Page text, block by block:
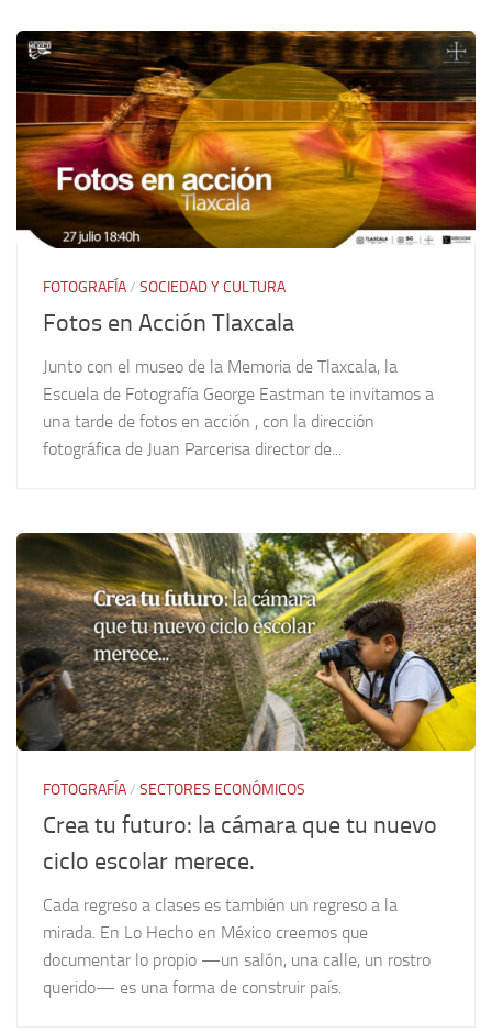
FOTOGRAFÍA/ SOCIEDAD Y CULTURA
Fotos en Acción Tlaxcala
Junto con el museo de la Memoria de Tlaxcala, la
Escuela de Fotografía George Eastman te invitamos a
una tarde de fotos en acción , con la dirección
fotográfica de Juan Parcerisa director de...
FOTOGRAFÍA/ SECTORES ECONÓMICOS
Crea tu futuro: la cámara que tu nuevo
ciclo escolar merece.
Cada regreso a clases es también un regreso a la
mirada. En Lo Hecho en México creemos que
documentar lo propio —un salón, una calle, un rostro
querido— es una forma de construir país.